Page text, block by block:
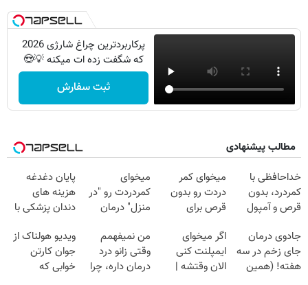
پرکاربردترین چراغ شارژی 2026
که شگفت زده ات میکنه 💡😍
ثبت سفارش
مطالب پیشنهادی
خداحافظی با
کمردرد، بدون
قرص و آمپول
میخوای کمر
دردت رو بدون
قرص برای
کنی؟
(◂پرسش‌نامه رو
پر کن)
میخوای
کمردردت رو "در
منزل" درمان
◂پرسش‌نامه)
پایان دغدغه
هزینه های
دندان پزشکی با
خانگی
جادوی درمان
جای زخم در سه
هفته! (همین
اگر میخوای
ایمپلنت کنی
الان وقتشه |
من نمیفهمم
وقتی زانو درد
درمان داره، چرا
ویدیو هولناک از
جوان کارتن
خوابی که